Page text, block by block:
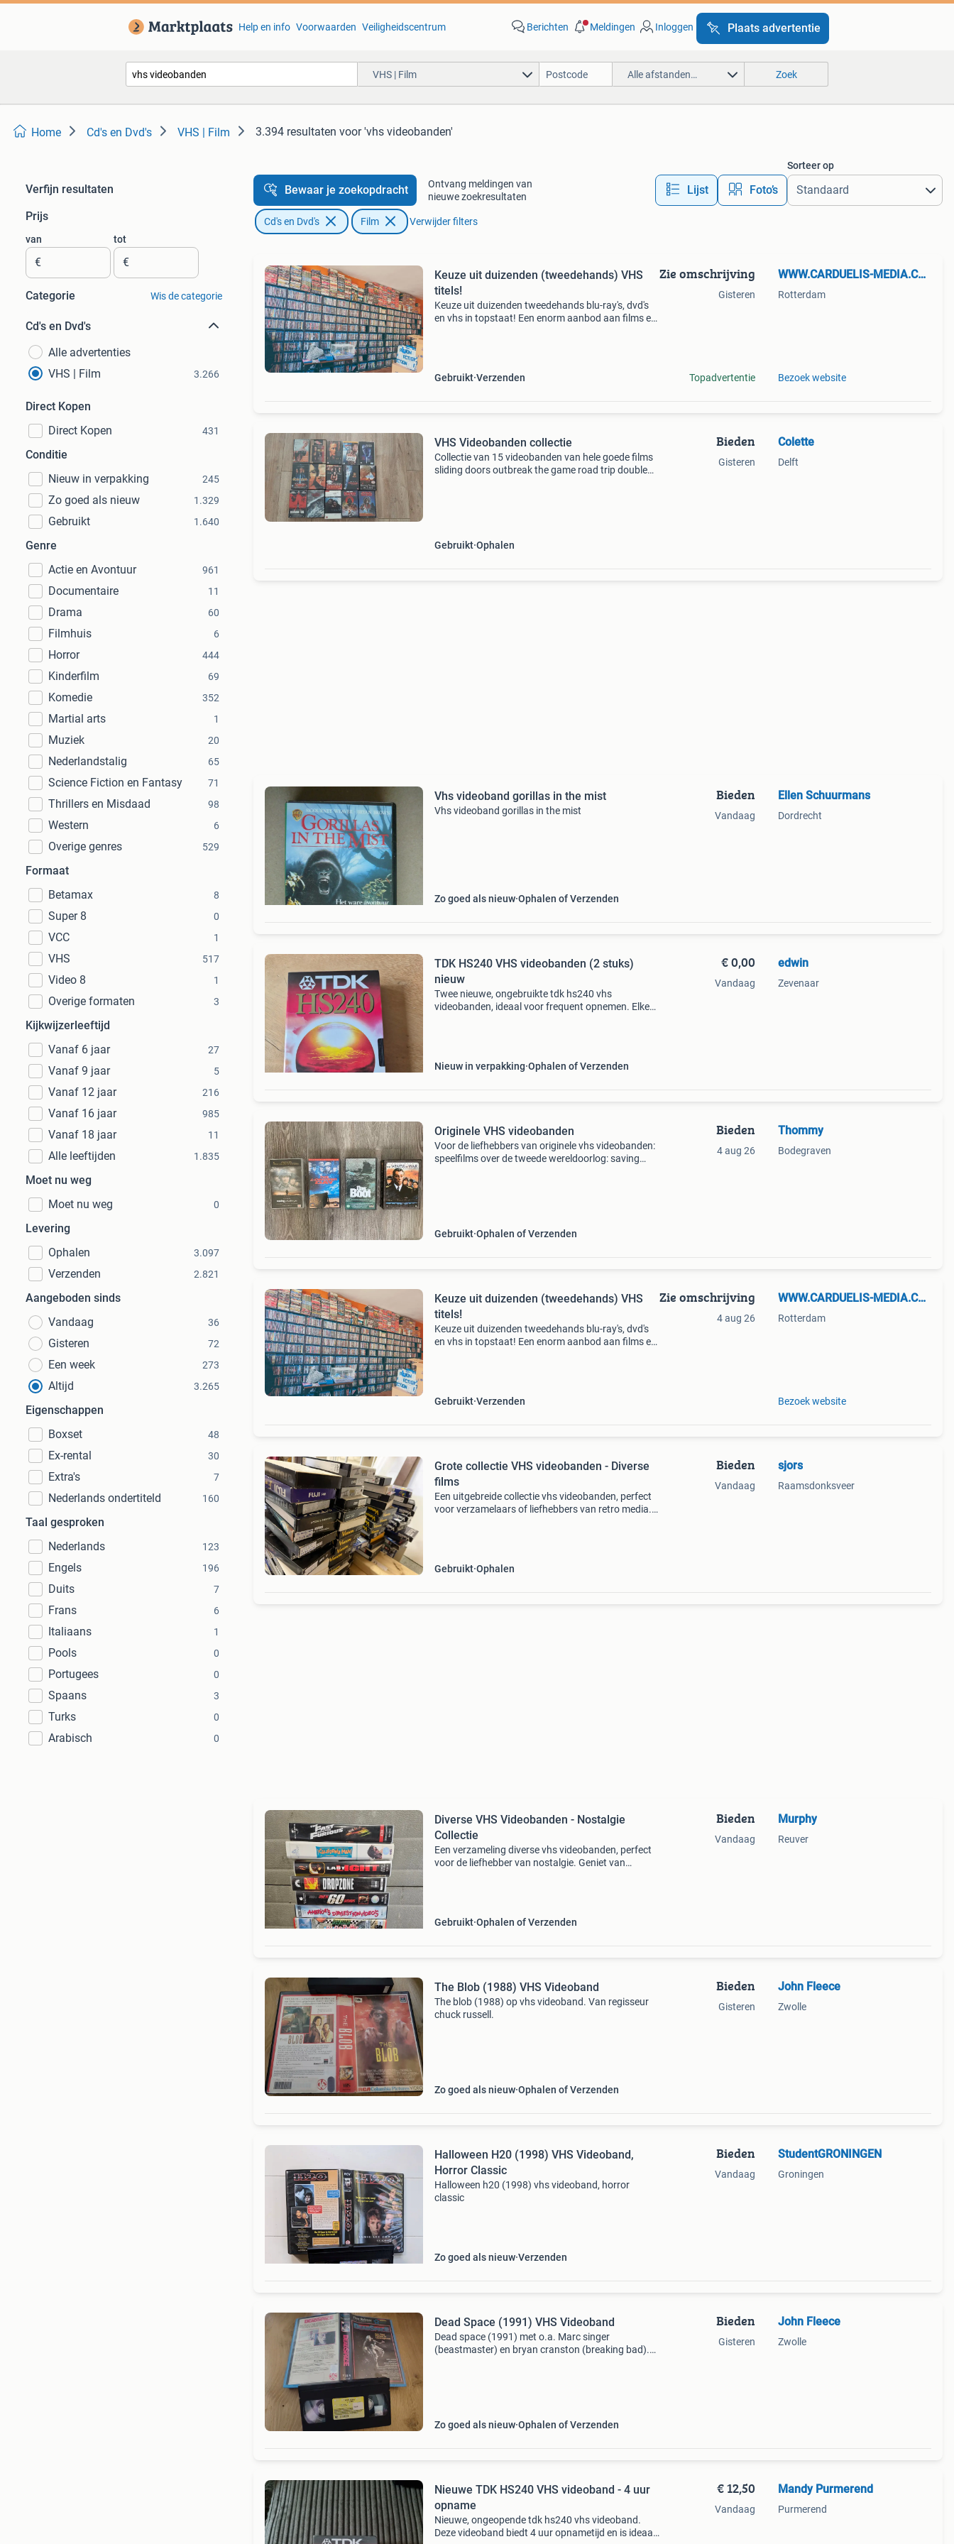
Help en info Voorwaarden Veiligheidscentrum Berichten Meldingen Inloggen Plaats advertentie
VHS | Film Alle afstanden… Zoek
Home Cd's en Dvd's VHS | Film 3.394 resultaten voor 'vhs videobanden'
Verfijn resultaten
Prijs
van
€
tot
€
Categorie Wis de categorie
Cd's en Dvd's
Alle advertenties
VHS | Film
3.266
Direct Kopen
Direct Kopen
431
Conditie
Nieuw in verpakking
245
Zo goed als nieuw 1.329
Gebruikt 1.640
Genre
Actie en Avontuur
961
Documentaire 11
Drama 60
Filmhuis 6
Horror 444
Kinderfilm 69
Komedie 352
Martial arts 1
Muziek 20
Nederlandstalig 65
Science Fiction en Fantasy 71
Thrillers en Misdaad 98
Western 6
Overige genres 529
Formaat
Betamax
8
Super 8 0
VCC 1
VHS 517
Video 8 1
Overige formaten 3
Kijkwijzerleeftijd
Vanaf 6 jaar
27
Vanaf 9 jaar 5
Vanaf 12 jaar 216
Vanaf 16 jaar 985
Vanaf 18 jaar 11
Alle leeftijden 1.835
Moet nu weg
Moet nu weg
0
Levering
Ophalen
3.097
Verzenden 2.821
Aangeboden sinds
Vandaag
36
Gisteren 72
Een week 273
Altijd 3.265
Eigenschappen
Boxset
48
Ex-rental 30
Extra's 7
Nederlands ondertiteld 160
Taal gesproken
Nederlands
123
Engels 196
Duits 7
Frans 6
Italiaans 1
Pools 0
Portugees 0
Spaans 3
Turks 0
Arabisch 0
Bewaar je zoekopdracht
Ontvang meldingen van
nieuwe zoekresultaten
Lijst Foto’s
Sorteer op
Cd's en Dvd's Film Verwijder filters
Keuze uit duizenden (tweedehands) VHS
titels!
Keuze uit duizenden tweedehands blu-ray's, dvd's
en vhs in topstaat! Een enorm aanbod aan films en
Gebruikt Verzenden
Zie omschrijving
Gisteren
Topadvertentie
WWW.CARDUELIS-MEDIA.COM
Rotterdam
Bezoek website
VHS Videobanden collectie
Collectie van 15 videobanden van hele goede films
sliding doors outbreak the game road trip double
Gebruikt Ophalen
Bieden
Gisteren
Colette
Delft
Vhs videoband gorillas in the mist
Vhs videoband gorillas in the mist
Zo goed als nieuw Ophalen of Verzenden
Bieden
Vandaag
Ellen Schuurmans
Dordrecht
TDK HS240 VHS videobanden (2 stuks)
nieuw
Twee nieuwe, ongebruikte tdk hs240 vhs
videobanden, ideaal voor frequent opnemen. Elke
Nieuw in verpakking Ophalen of Verzenden
€ 0,00
Vandaag
edwin
Zevenaar
Originele VHS videobanden
Voor de liefhebbers van originele vhs videobanden:
speelfilms over de tweede wereldoorlog: saving
Gebruikt Ophalen of Verzenden
Bieden
4 aug 26
Thommy
Bodegraven
Keuze uit duizenden (tweedehands) VHS
titels!
Keuze uit duizenden tweedehands blu-ray's, dvd's
en vhs in topstaat! Een enorm aanbod aan films en
Gebruikt Verzenden
Zie omschrijving
4 aug 26
WWW.CARDUELIS-MEDIA.COM
Rotterdam
Bezoek website
Grote collectie VHS videobanden - Diverse
films
Een uitgebreide collectie vhs videobanden, perfect
voor verzamelaars of liefhebbers van retro media.
Gebruikt Ophalen
Bieden
Vandaag
sjors
Raamsdonksveer
Diverse VHS Videobanden - Nostalgie
Collectie
Een verzameling diverse vhs videobanden, perfect
voor de liefhebber van nostalgie. Geniet van
Gebruikt Ophalen of Verzenden
Bieden
Vandaag
Murphy
Reuver
The Blob (1988) VHS Videoband
The blob (1988) op vhs videoband. Van regisseur
chuck russell.
Zo goed als nieuw Ophalen of Verzenden
Bieden
Gisteren
John Fleece
Zwolle
Halloween H20 (1998) VHS Videoband,
Horror Classic
Halloween h20 (1998) vhs videoband, horror
classic
Zo goed als nieuw Verzenden
Bieden
Vandaag
StudentGRONINGEN
Groningen
Dead Space (1991) VHS Videoband
Dead space (1991) met o.a. Marc singer
(beastmaster) en bryan cranston (breaking bad).
Zo goed als nieuw Ophalen of Verzenden
Bieden
Gisteren
John Fleece
Zwolle
Nieuwe TDK HS240 VHS videoband - 4 uur
opname
Nieuwe, ongeopende tdk hs240 vhs videoband.
Deze videoband biedt 4 uur opnametijd en is ideaal
€ 12,50
Vandaag
Mandy Purmerend
Purmerend